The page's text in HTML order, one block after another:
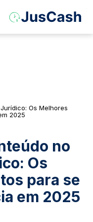
Os Melhores
2025
no
Os
para se
em 2025